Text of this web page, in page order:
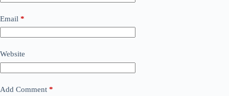
Email *
Website
Add Comment *